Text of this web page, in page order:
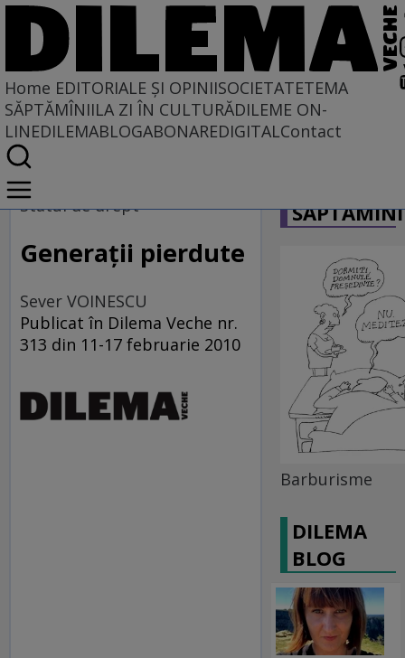
Home EDITORIALE ȘI OPINIISOCIETATETEMA
SĂPTĂMÎNIILA ZI ÎN CULTURĂDILEME ON-
LINEDILEMABLOGABONAREDIGITALContact
Home
EDITORIALE ȘI OPINII
PE CE LUME TRĂIM
Statul de drept
Generaţii pierdute
Sever VOINESCU
Publicat în Dilema Veche nr.
313 din 11-17 februarie 2010
Barburisme
DILEMA
BLOG